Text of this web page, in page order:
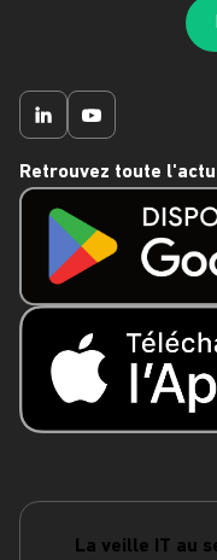
Retrouvez toute
La veille IT au